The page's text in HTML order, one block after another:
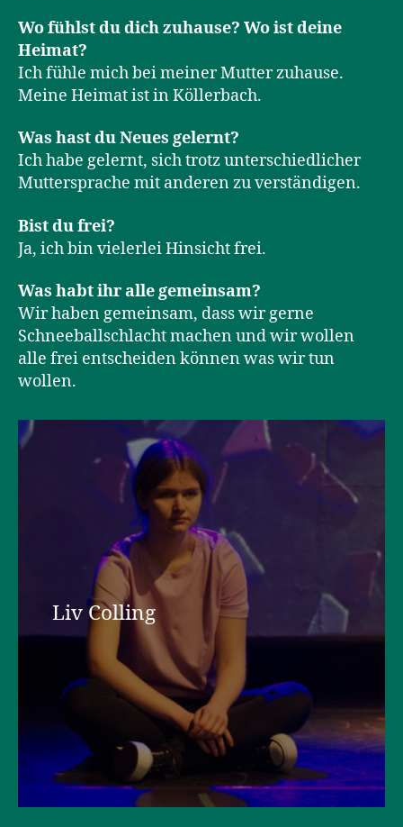
Wo fühlst du dich zuhause? Wo ist deine
Heimat?
Ich fühle mich bei meiner Mutter zuhause.
Meine Heimat ist in Köllerbach.
Was hast du Neues gelernt?
Ich habe gelernt, sich trotz unterschiedlicher
Muttersprache mit anderen zu verständigen.
Bist du frei?
Ja, ich bin vielerlei Hinsicht frei.
Was habt ihr alle gemeinsam?
Wir haben gemeinsam, dass wir gerne
Schneeballschlacht machen und wir wollen
alle frei entscheiden können was wir tun
wollen.
Liv Colling